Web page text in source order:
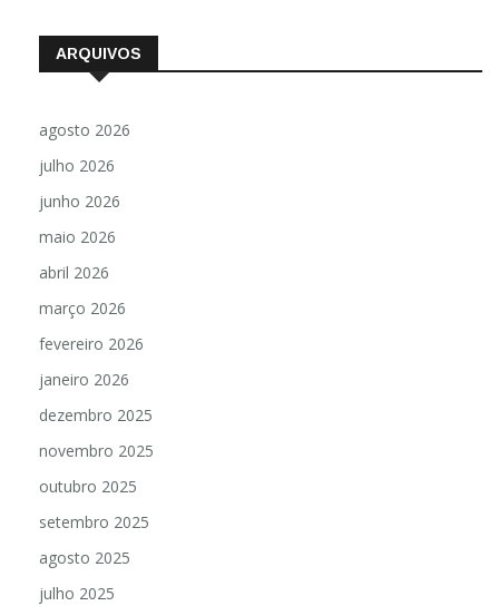
ARQUIVOS
agosto 2026
julho 2026
junho 2026
maio 2026
abril 2026
março 2026
fevereiro 2026
janeiro 2026
dezembro 2025
novembro 2025
outubro 2025
setembro 2025
agosto 2025
julho 2025